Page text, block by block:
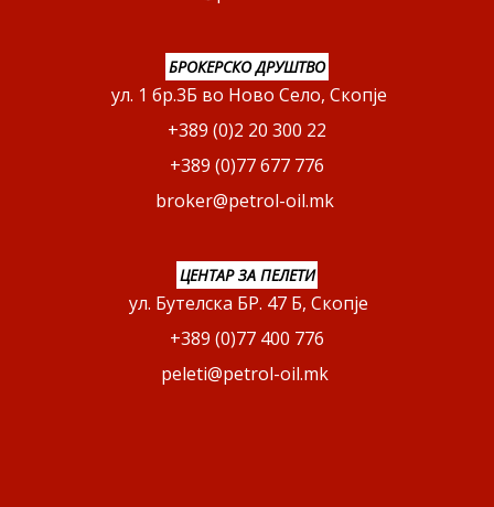
БРОКЕРСКО ДРУШТВО
ул. 1 бр.3Б во Ново Село, Скопје
+389 (0)2 20 300 22
+389 (0)77 677 776
broker@petrol-oil.mk
ЦЕНТАР ЗА ПЕЛЕТИ
ул. Бутелска БР. 47 Б, Скопје
+389 (0)77 400 776
peleti@petrol-oil.mk